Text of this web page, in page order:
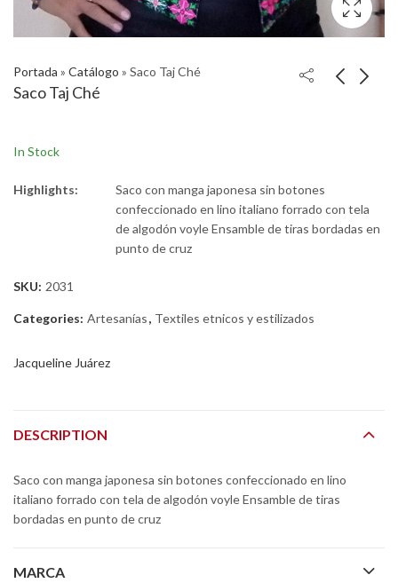
Portada » Catálogo » Saco Taj Ché
Saco Taj Ché
In Stock
Highlights:
Saco con manga japonesa sin botones
confeccionado en lino italiano forrado con tela
de algodón voyle Ensamble de tiras bordadas en
punto de cruz
SKU: 2031
Categories: Artesanías, Textiles etnicos y estilizados
Jacqueline Juárez
DESCRIPTION
Saco con manga japonesa sin botones confeccionado en lino
italiano forrado con tela de algodón voyle Ensamble de tiras
bordadas en punto de cruz
MARCA